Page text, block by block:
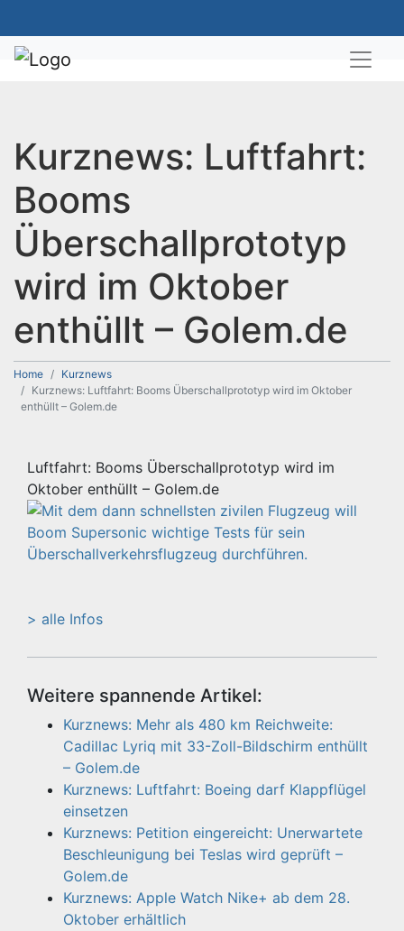
Kurznews: Luftfahrt:
Booms
Überschallprototyp
wird im Oktober
enthüllt – Golem.de
Home
Kurznews
Kurznews: Luftfahrt: Booms Überschallprototyp wird im Oktober
enthüllt – Golem.de
Luftfahrt: Booms Überschallprototyp wird im
Oktober enthüllt – Golem.de
> alle Infos
Weitere spannende Artikel:
Kurznews: Mehr als 480 km Reichweite:
Cadillac Lyriq mit 33-Zoll-Bildschirm enthüllt
– Golem.de
Kurznews: Luftfahrt: Boeing darf Klappflügel
einsetzen
Kurznews: Petition eingereicht: Unerwartete
Beschleunigung bei Teslas wird geprüft –
Golem.de
Kurznews: Apple Watch Nike+ ab dem 28.
Oktober erhältlich